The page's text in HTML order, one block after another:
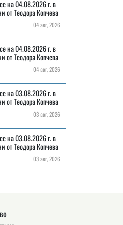
на 04.08.2026 г. в
от Теодора Копчева
04 авг, 2026
на 04.08.2026 г. в
от Теодора Копчева
04 авг, 2026
на 03.08.2026 г. в
от Теодора Копчева
03 авг, 2026
на 03.08.2026 г. в
от Теодора Копчева
03 авг, 2026